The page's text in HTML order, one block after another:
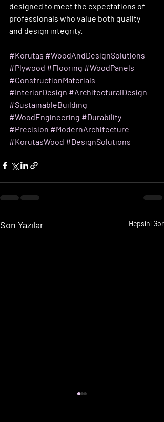
designed to meet the expectations of
professionals who value both quality
and design integrity.
#Korutaş #WoodAndDesignSolutions
#Plywood #Flooring #WoodPanels
#ConstructionMaterials
#InteriorDesign #ArchitecturalDesign
#SustainableBuilding
#WoodEngineering #Durability
#Precision #ModernArchitecture
#KorutasWood #DesignSolutions
Son Yazılar Hepsini Gör